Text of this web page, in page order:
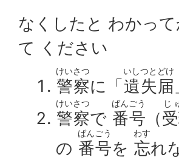
なくしたと わかっ
て ください
警察
けいさつ
に「遺失届
いしつとどけ
警察
けいさつ
で 番号
ばんごう
（
じ
の 番号
ばんごう
を 忘
わす
れ